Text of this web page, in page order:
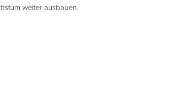
weiter ausbauen.